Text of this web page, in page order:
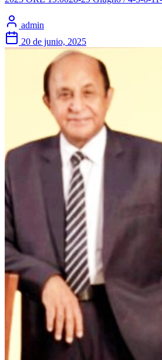
admin
20 de junio, 2025